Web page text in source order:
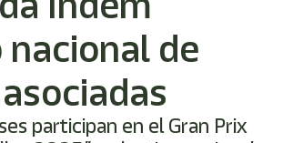
de
participan en el Gran Prix